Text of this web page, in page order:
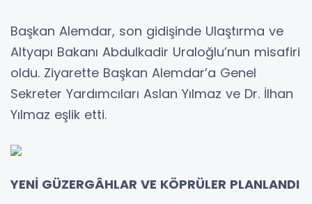
Başkan Alemdar, son gidişinde Ulaştırma ve
Altyapı Bakanı Abdulkadir Uraloğlu’nun misafiri
oldu. Ziyarette Başkan Alemdar’a Genel
Sekreter Yardımcıları Aslan Yılmaz ve Dr. İlhan
Yılmaz eşlik etti.
YENİ GÜZERGÂHLAR VE KÖPRÜLER PLANLANDI